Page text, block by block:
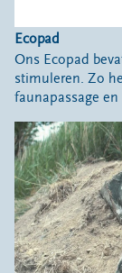
Ecopad
Ons Ecopad
stimuleren. Zo
faunapassage